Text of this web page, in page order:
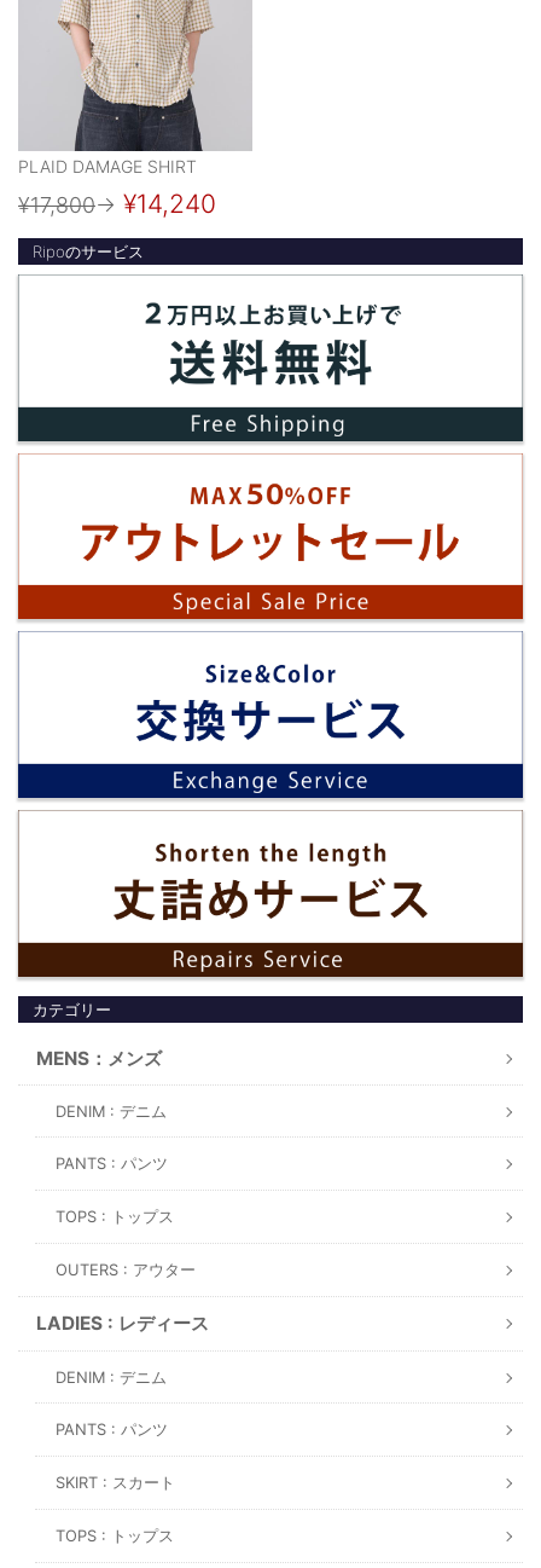
PLAID DAMAGE SHIRT
¥17,800→ ¥14,240
Ripoのサービス
カテゴリー
MENS：メンズ
DENIM : デニム
PANTS : パンツ
TOPS : トップス
OUTERS : アウター
LADIES : レディース
DENIM : デニム
PANTS : パンツ
SKIRT : スカート
TOPS : トップス